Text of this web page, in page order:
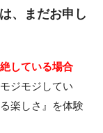
、まだお申し
している場合
ジモジしてい
楽しさ』を体験